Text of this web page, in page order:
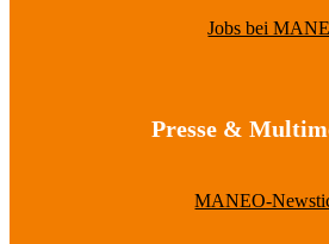
Jobs bei
Presse &
MANEO-